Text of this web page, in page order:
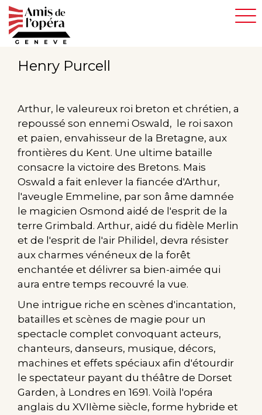
Aller
au
contenu
Henry Purcell
Arthur, le valeureux roi breton et chrétien, a
repoussé son ennemi Oswald, le roi saxon
et païen, envahisseur de la Bretagne, aux
frontières du Kent. Une ultime bataille
consacre la victoire des Bretons. Mais
Oswald a fait enlever la fiancée d'Arthur,
l'aveugle Emmeline, par son âme damnée
le magicien Osmond aidé de l'esprit de la
terre Grimbald. Arthur, aidé du fidèle Merlin
et de l'esprit de l'air Philidel, devra résister
aux charmes vénéneux de la forêt
enchantée et délivrer sa bien-aimée qui
aura entre temps recouvré la vue.
Une intrigue riche en scènes d'incantation,
batailles et scènes de magie pour un
spectacle complet convoquant acteurs,
chanteurs, danseurs, musique, décors,
machines et effets spéciaux afin d'étourdir
le spectateur payant du théâtre de Dorset
Garden, à Londres en 1691. Voilà l'opéra
anglais du XVIIème siècle, forme hybride et